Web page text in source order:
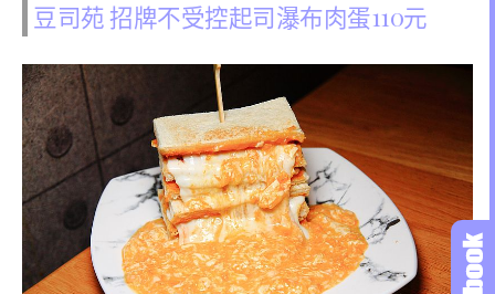
豆司苑 招牌不受控起司瀑布肉蛋110元